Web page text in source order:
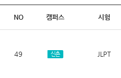
NO 캠퍼스 시험
49 신촌 JLPT